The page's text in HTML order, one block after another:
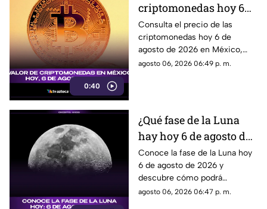
0:40
criptomonedas hoy 6
de agosto de 2026 en
México: Bitcoin,
Ethereum y más
Consulta el precio de las
criptomonedas hoy 6 de
agosto de 2026 en México,
con las cotizaciones de
agosto 06, 2026 06:49 p. m.
¿Qué fase de la Luna
hay hoy 6 de agosto de
2026? Descubre cómo
se verá el satélite esta
noche
Conoce la fase de la Luna hoy
6 de agosto de 2026 y
descubre cómo podrá
observarse el satélite natural
agosto 06, 2026 06:47 p. m.